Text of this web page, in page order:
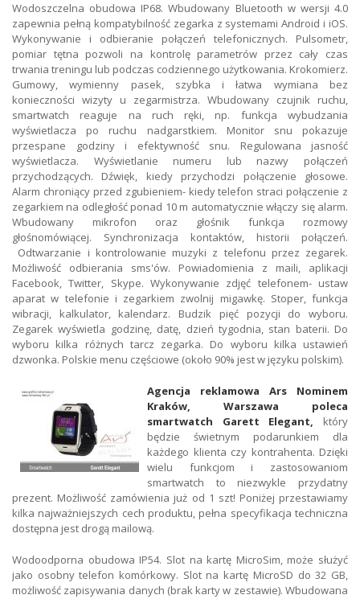
Wodoszczelna obudowa IP68. Wbudowany Bluetooth w wersji 4.0
zapewnia pełną kompatybilność zegarka z systemami Android i iOS.
Wykonywanie i odbieranie połączeń telefonicznych. Pulsometr,
pomiar tętna pozwoli na kontrolę parametrów przez cały czas
trwania treningu lub podczas codziennego użytkowania. Krokomierz.
Gumowy, wymienny pasek, szybka i łatwa wymiana bez
konieczności wizyty u zegarmistrza. Wbudowany czujnik ruchu,
smartwatch reaguje na ruch ręki, np. funkcja wybudzania
wyświetlacza po ruchu nadgarstkiem. Monitor snu pokazuje
przespane godziny i efektywność snu. Regulowana jasność
wyświetlacza. Wyświetlanie numeru lub nazwy połączeń
przychodzących. Dźwięk, kiedy przychodzi połączenie głosowe.
Alarm chroniący przed zgubieniem- kiedy telefon straci połączenie z
zegarkiem na odległość ponad 10 m automatycznie włączy się alarm.
Wbudowany mikrofon oraz głośnik funkcja rozmowy
głośnomówiącej. Synchronizacja kontaktów, historii połączeń.
Odtwarzanie i kontrolowanie muzyki z telefonu przez zegarek.
Możliwość odbierania sms'ów. Powiadomienia z maili, aplikacji
Facebook, Twitter, Skype. Wykonywanie zdjęć telefonem- ustaw
aparat w telefonie i zegarkiem zwolnij migawkę. Stoper, funkcja
wibracji, kalkulator, kalendarz. Budzik pięć pozycji do wyboru.
Zegarek wyświetla godzinę, datę, dzień tygodnia, stan baterii. Do
wyboru kilka różnych tarcz zegarka. Do wyboru kilka ustawień
dzwonka. Polskie menu częściowe (około 90% jest w języku polskim).
Agencja reklamowa Ars Nominem
Kraków, Warszawa poleca
smartwatch Garett Elegant, który
będzie świetnym podarunkiem dla
każdego klienta czy kontrahenta. Dzięki
wielu funkcjom i zastosowaniom
smartwatch to niezwykle przydatny
prezent. Możliwość zamówienia już od 1 szt! Poniżej przestawiamy
kilka najważniejszych cech produktu, pełna specyfikacja techniczna
dostępna jest drogą mailową.
Wodoodporna obudowa IP54. Slot na kartę MicroSim, może służyć
jako osobny telefon komórkowy. Slot na kartę MicroSD do 32 GB,
możliwość zapisywania danych (brak karty w zestawie). Wbudowana